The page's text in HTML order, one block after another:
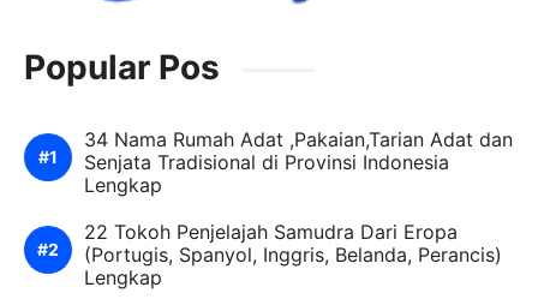
Popular Pos
34 Nama Rumah Adat ,Pakaian,Tarian Adat dan
Senjata Tradisional di Provinsi Indonesia
Lengkap
22 Tokoh Penjelajah Samudra Dari Eropa
(Portugis, Spanyol, Inggris, Belanda, Perancis)
Lengkap